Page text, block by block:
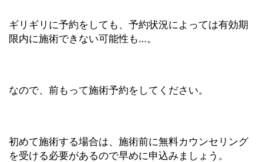
ギリギリに予約をしても、予約状況によっては有効期
限内に施術できない可能性も…。
なので、前もって施術予約をしてください。
初めて施術する場合は、施術前に無料カウンセリング
を受ける必要があるので早めに申込みましょう。